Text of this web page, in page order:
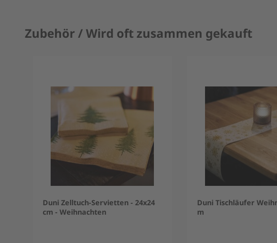
Zubehör / Wird oft zusammen gekauft
Duni Zelltuch-Servietten - 24x24
cm - Weihnachten
Duni Tischläufer
m